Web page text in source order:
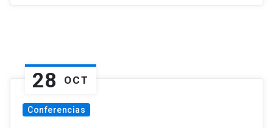
28 OCT
Conferencias